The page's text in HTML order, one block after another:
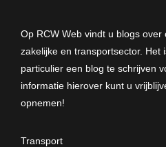
Op RCW Web vindt u blogs over
zakelijke en transportsector. Het
particulier een blog te schrijven
informatie hierover kunt u
opnemen!
Transport